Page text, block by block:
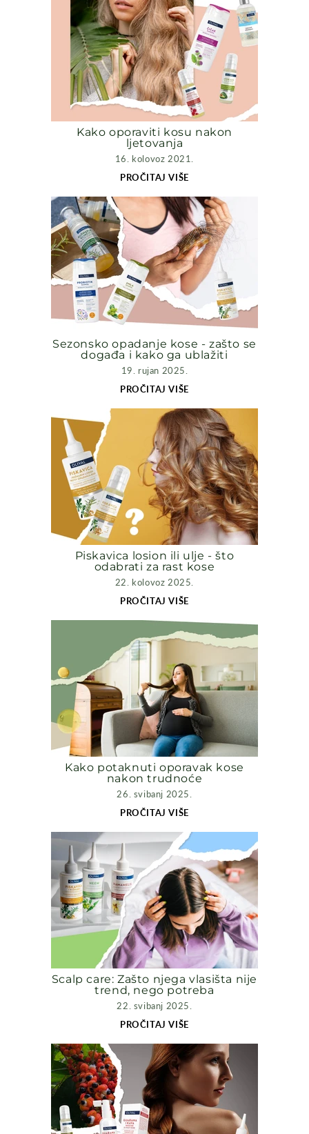
Kako oporaviti kosu nakon
ljetovanja
16. kolovoz 2021.
PROČITAJ VIŠE
Sezonsko opadanje kose - zašto se
događa i kako ga ublažiti
19. rujan 2025.
PROČITAJ VIŠE
Piskavica losion ili ulje - što
odabrati za rast kose
22. kolovoz 2025.
PROČITAJ VIŠE
Kako potaknuti oporavak kose
nakon trudnoće
26. svibanj 2025.
PROČITAJ VIŠE
Scalp care: Zašto njega vlasišta nije
trend, nego potreba
22. svibanj 2025.
PROČITAJ VIŠE